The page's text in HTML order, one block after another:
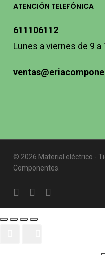
ATENCIÓN TELEFÓNICA
611106112
Lunes a viernes de 9 a
© 2026 Material eléctrico -
Componentes.
twitterfacebookinstagram